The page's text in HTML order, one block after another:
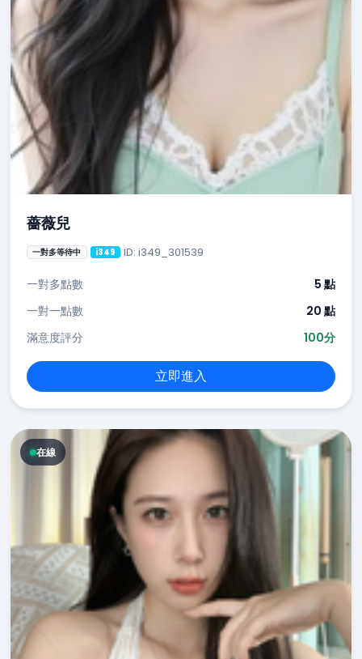
薔薇兒
一對多等待中 i349 ID: i349_301539
一對多點數
5 點
一對一點數
20 點
滿意度評分
100分
立即進入
在線